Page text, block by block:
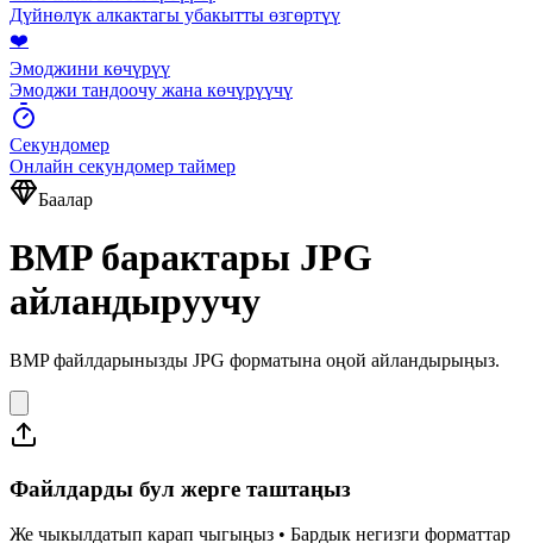
Дүйнөлүк алкактагы убакытты өзгөртүү
❤️
Эмоджини көчүрүү
Эмоджи тандоочу жана көчүрүүчү
Секундомер
Онлайн секундомер таймер
Баалар
BMP барактары JPG
айландыруучу
BMP файлдарынызды JPG форматына оңой айландырыңыз.
Файлдарды бул жерге таштаңыз
Же чыкылдатып карап чыгыңыз • Бардык негизги форматтар